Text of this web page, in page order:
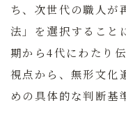
ち、次世代の職人が
法」を選択すること
期から4代にわたり
視点から、無形文化
めの具体的な判断基